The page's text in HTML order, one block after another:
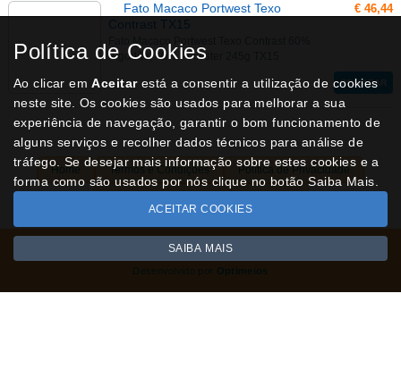
Fato Macaco Portwest Texo
Contrast TX15
Fato Macaco Portwest Texo Contrast 60%
Algodão, 40% Poliéster 245g TX15
€ 46,44
COMPRAR
Home Termos e Condições Política de Privacidade
Todos os valores incluem IVA à taxa em vigor
Desenvolvido por Optimeios
Política de Cookies
Ao clicar emAceitarestá a consentir a utilização de cookies
neste site. Os cookies são usados para melhorar a sua
experiência de navegação, garantir o bom funcionamento de
alguns serviços e recolher dados técnicos para análise de
tráfego. Se desejar mais informação sobre estes cookies e a
forma como são usados por nós clique no botão Saiba Mais.
ACEITAR COOKIES
SAIBA MAIS